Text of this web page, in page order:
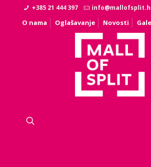
+385 21 444 397
O nama Oglašavanje Novosti